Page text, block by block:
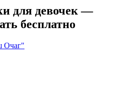
для девочек —
бесплатно
Очаг"